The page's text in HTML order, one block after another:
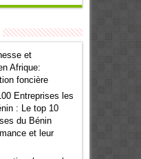
et
Afrique:
foncière
Entreprises les
: Le top 10
du Bénin
et leur